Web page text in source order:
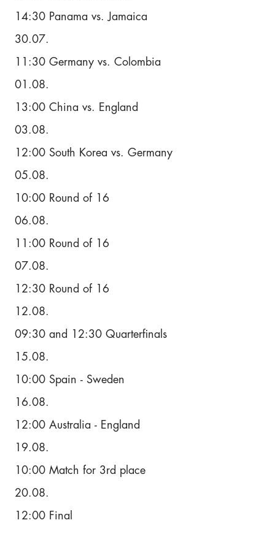
14:30 Panama vs. Jamaica
30.07.
11:30 Germany vs. Colombia
01.08.
13:00 China vs. England
03.08.
12:00 South Korea vs. Germany
05.08.
10:00 Round of 16
06.08.
11:00 Round of 16
07.08.
12:30 Round of 16
12.08.
09:30 and 12:30 Quarterfinals
15.08.
10:00 Spain - Sweden
16.08.
12:00 Australia - England
19.08.
10:00 Match for 3rd place
20.08.
12:00 Final